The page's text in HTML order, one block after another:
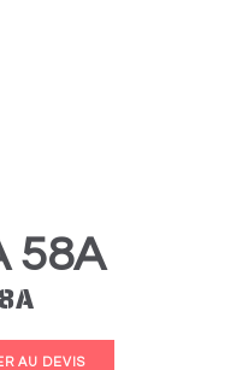
58A
AU DEVIS